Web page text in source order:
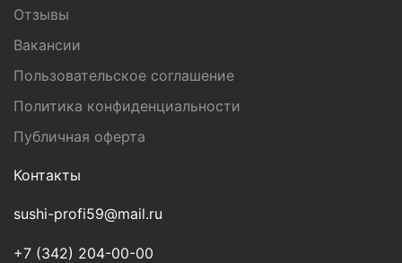
Отзывы
Вакансии
Пользовательское соглашение
Политика конфиденциальности
Публичная оферта
Контакты
sushi-profi59@mail.ru
+7 (342) 204-00-00